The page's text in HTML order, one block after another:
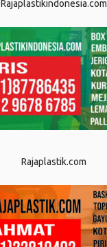
Rajaplastikindonesia.com
Rajaplastik.com